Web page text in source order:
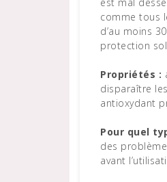
comme tous
d’au moins
protection
Propriétés :
disparaître
antioxydant
Pour quel
des
avant